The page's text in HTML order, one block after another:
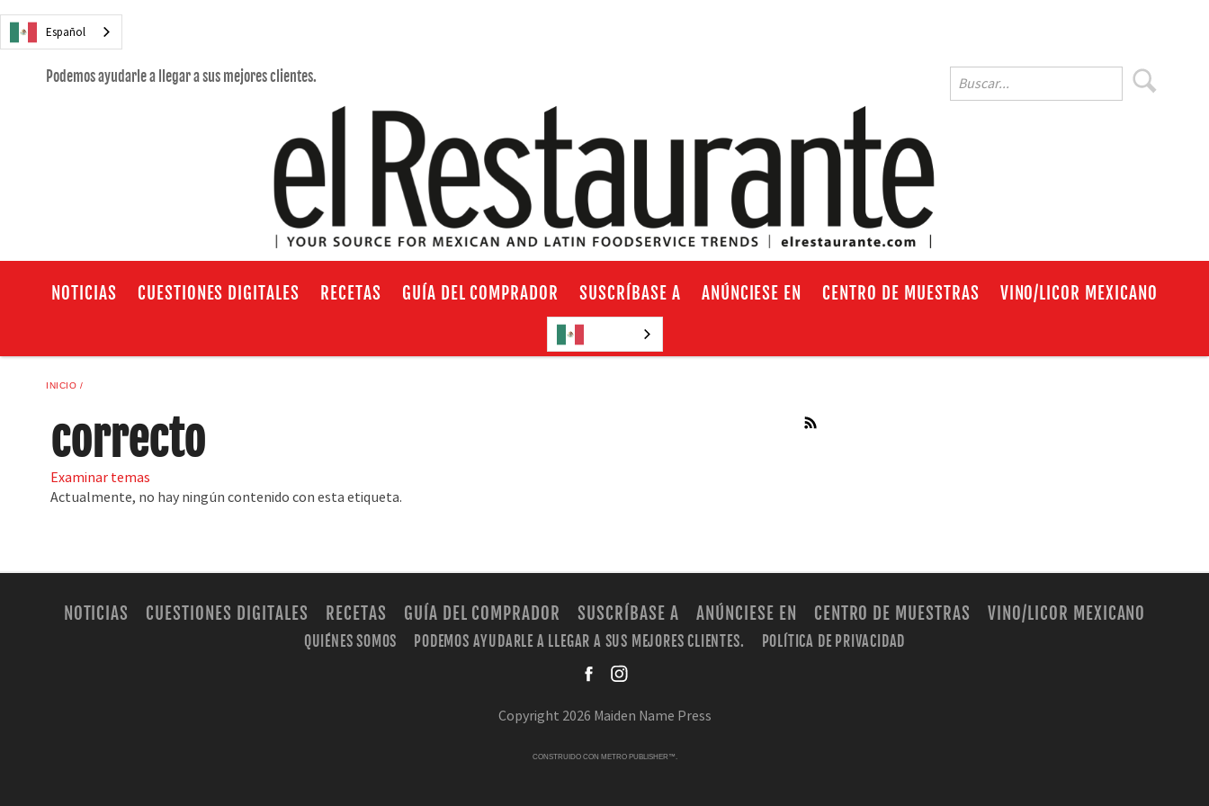
Español
Podemos ayudarle a llegar a sus mejores clientes.
NOTICIAS CUESTIONES DIGITALES RECETAS GUÍA DEL COMPRADOR SUSCRÍBASE A ANÚNCIESE EN CENTRO DE MUESTRAS VINO/LICOR MEXICANO
INICIO
correcto
Examinar temas
Actualmente, no hay ningún contenido con esta etiqueta.
NOTICIAS CUESTIONES DIGITALES RECETAS GUÍA DEL COMPRADOR SUSCRÍBASE A ANÚNCIESE EN CENTRO DE MUESTRAS VINO/LICOR MEXICANO
QUIÉNES SOMOS PODEMOS AYUDARLE A LLEGAR A SUS MEJORES CLIENTES.
POLÍTICA DE PRIVACIDAD
Copyright 2026 Maiden Name Press
CONSTRUIDO CON METRO PUBLISHER™.